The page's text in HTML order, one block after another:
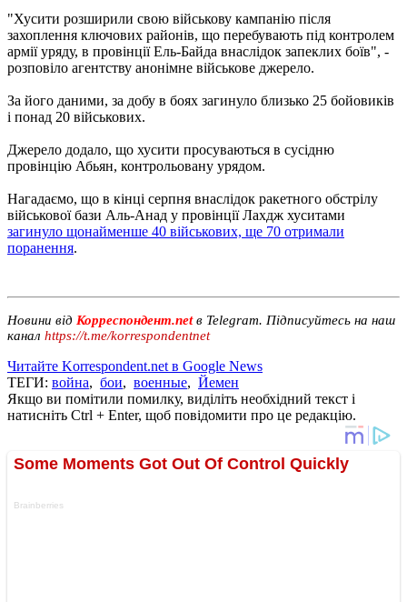
"Хусити розширили свою військову кампанію після
захоплення ключових районів, що перебувають під контролем
армії уряду, в провінції Ель-Байда внаслідок запеклих боїв", -
розповіло агентству анонімне військове джерело.
За його даними, за добу в боях загинуло близько 25 бойовиків
і понад 20 військових.
Джерело додало, що хусити просуваються в сусідню
провінцію Абьян, контрольовану урядом.
Нагадаємо, що в кінці серпня внаслідок ракетного обстрілу
військової бази Аль-Анад у провінції Лахдж хуситами
загинуло щонайменше 40 військових, ще 70 отримали
поранення.
Новини від Корреспондент.netв Telegram. Підписуйтесь на наш
канал https://t.me/korrespondentnet
Читайте Korrespondent.net в Google News
ТЕГИ: война, бои, военные, Йемен
Якщо ви помітили помилку, виділіть необхідний текст і
натисніть Ctrl + Enter, щоб повідомити про це редакцію.